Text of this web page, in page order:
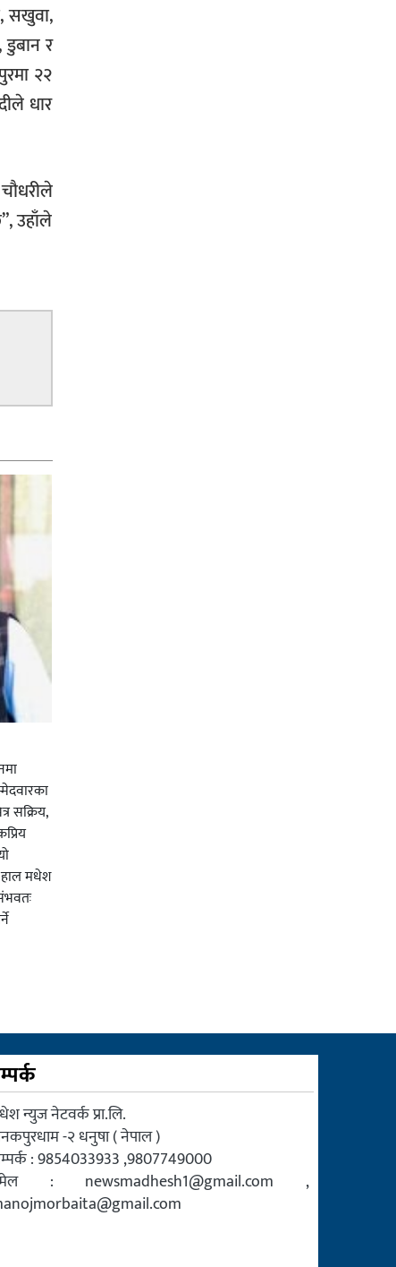
सखुवा,
र
२२
धार
उहाँले
सक्रिय,
मधेश
न्युज नेटवर्क प्रा.लि.
-२ धनुषा ( नेपाल )
: 9854033933 ,9807749000
: newsmadhesh1@gmail.com ,